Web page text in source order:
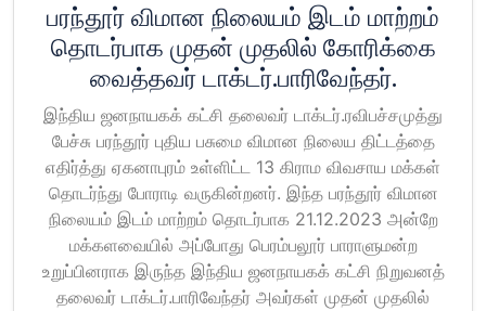
பரந்தூர் விமான நிலையம் இடம் மாற்றம்
தொடர்பாக முதன் முதலில் கோரிக்கை
வைத்தவர் டாக்டர்.பாரிவேந்தர்.
இந்திய ஜனநாயகக் கட்சி தலைவர் டாக்டர்.ரவிபச்சமுத்து
பேச்சு பரந்தூர் புதிய பசுமை விமான நிலைய திட்டத்தை
எதிர்த்து ஏகனாபுரம் உள்ளிட்ட 13 கிராம விவசாய மக்கள்
தொடர்ந்து போராடி வருகின்றனர். இந்த பரந்தூர் விமான
நிலையம் இடம் மாற்றம் தொடர்பாக 21.12.2023 அன்றே
மக்களவையில் அப்போது பெரம்பலூர் பாராளுமன்ற
உறுப்பினராக இருந்த இந்திய ஜனநாயகக் கட்சி நிறுவனத்
தலைவர் டாக்டர்.பாரிவேந்தர் அவர்கள் முதன் முதலில்